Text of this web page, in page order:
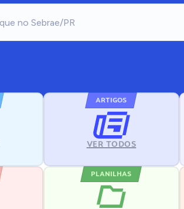
ARTIGOS
VER TODOS
PLANILHAS